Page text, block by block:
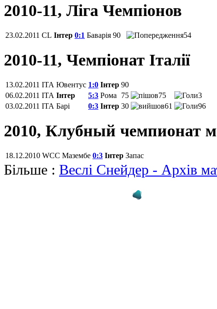
2010-11, Ліга Чемпіонов
23.02.2011 CL Інтер 0:1 Баварія 90 54
2010-11, Чемпіонат Італії
13.02.2011 ITA Ювентус 1:0 Інтер 90
06.02.2011 ITA Інтер 5:3 Рома 75 75
3
03.02.2011 ITA Барі 0:3 Інтер 30 61 96
2010, Клубный чемпионат
18.12.2010 WCC Мазембе 0:3 Інтер Запас
Більше : Вeслi Снейдер - Архів